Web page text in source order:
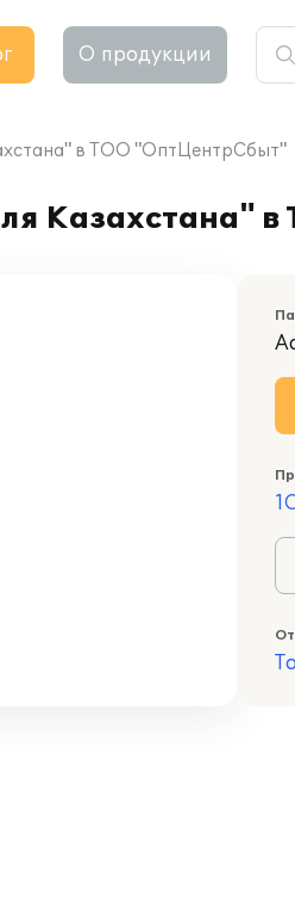
О продукции
в ТОО "ОптЦентрСбыт"
Казахстана"